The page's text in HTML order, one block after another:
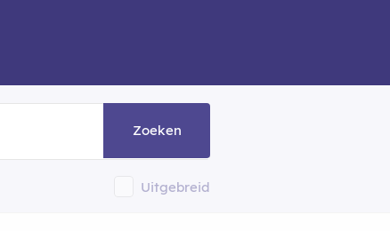
Zoeken
Uitgebreid